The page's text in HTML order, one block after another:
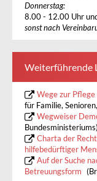
Donnerstag:
8.00 - 12.00 Uhr
sonst nach
Weiterführende
Wege zur Pflege
für Familie,
Wegweiser
Bundesministeriums)
Charta der
hilfebedürftiger
Auf der Suche
Betreuungsform